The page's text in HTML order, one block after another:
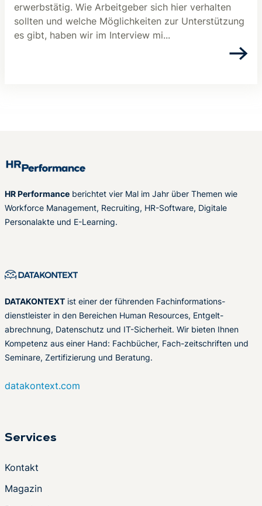
erwerbstätig. Wie Arbeitgeber sich hier verhalten
sollten und welche Möglichkeiten zur Unterstützung
es gibt, haben wir im Interview mi...
HR Performance berichtet vier Mal im Jahr über Themen wie
Workforce Management, Recruiting, HR-Software, Digitale
Personalakte und E-Learning.
DATAKONTEXT ist einer der führenden Fachinformations-
dienstleister in den Bereichen Human Resources, Entgelt-
abrechnung, Datenschutz und IT-Sicherheit. Wir bieten Ihnen
Kompetenz aus einer Hand: Fachbücher, Fach-zeitschriften und
Seminare, Zertifizierung und Beratung.
datakontext.com
Services
Kontakt
Magazin